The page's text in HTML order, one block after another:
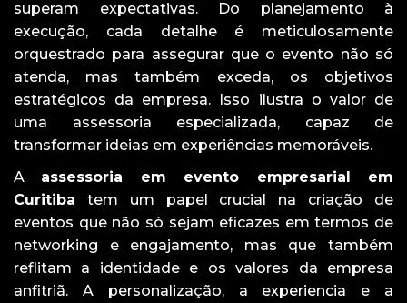
superam expectativas. Do planejamento à
execução, cada detalhe é meticulosamente
orquestrado para assegurar que o evento não só
atenda, mas também exceda, os objetivos
estratégicos da empresa. Isso ilustra o valor de
uma assessoria especializada, capaz de
transformar ideias em experiências memoráveis.
A assessoria em evento empresarial em
Curitiba tem um papel crucial na criação de
eventos que não só sejam eficazes em termos de
networking e engajamento, mas que também
reflitam a identidade e os valores da empresa
anfitriã. A personalização, a experiencia e a